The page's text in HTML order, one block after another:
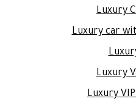
Luxury
Luxury car
Luxury
Luxury